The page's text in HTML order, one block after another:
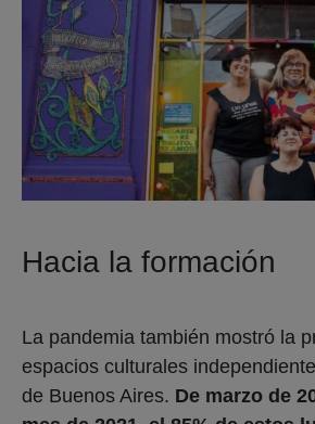
Hacia la formación
La pandemia también mostró la
espacios culturales
de Buenos Aires. De marzo de